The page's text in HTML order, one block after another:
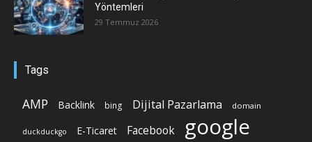
Yöntemleri
29 Temmuz 2026
Tags
AMP Backlink bing Dijital Pazarlama domain
duckduckgo E-Ticaret Facebook google